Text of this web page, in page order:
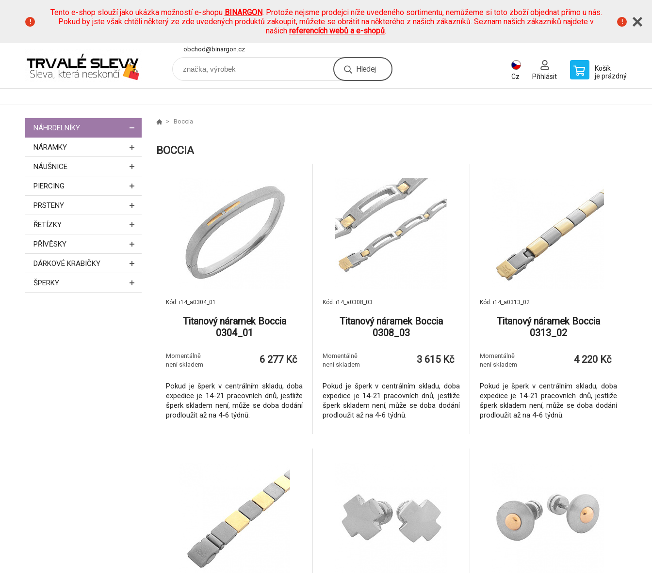
Tento e-shop slouží jako ukázka možností e-shopu BINARGON. Protože nejsme prodejci níže uvedeného sortimentu, nemůžeme si toto zboží objednat přímo u nás.
Pokud by jste však chtěli některý ze zde uvedených produktů zakoupit, můžete se obrátit na některého z našich zákazníků. Seznam našich zákazníků najdete v
našich referencích webů a e-shopů.
obchod@binargon.cz
Hledej
Cz Přihlásit
Košík
je prázdný
NÁHRDELNÍKY
NÁRAMKY
NÁUŠNICE
PIERCING
PRSTENY
ŘETÍZKY
PŘÍVĚSKY
DÁRKOVÉ KRABIČKY
ŠPERKY
Boccia
BOCCIA
Kód: i14_a0304_01
Titanový náramek Boccia
0304_01
Momentálně
není skladem
6 277 Kč
Pokud je šperk v centrálním skladu, doba
expedice je 14-21 pracovních dnů, jestliže
šperk skladem není, může se doba dodání
prodloužit až na 4-6 týdnů.
Kód: i14_a0308_03
Titanový náramek Boccia
0308_03
Momentálně
není skladem
3 615 Kč
Pokud je šperk v centrálním skladu, doba
expedice je 14-21 pracovních dnů, jestliže
šperk skladem není, může se doba dodání
prodloužit až na 4-6 týdnů.
Kód: i14_a0313_02
Titanový náramek Boccia
0313_02
Momentálně
není skladem
4 220 Kč
Pokud je šperk v centrálním skladu, doba
expedice je 14-21 pracovních dnů, jestliže
šperk skladem není, může se doba dodání
prodloužit až na 4-6 týdnů.